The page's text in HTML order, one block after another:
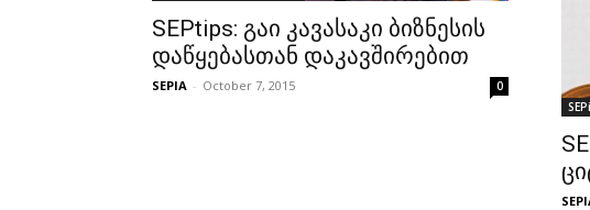
SEPtips: გაი კავასაკი ბიზნესის
დაწყებასთან დაკავშირებით
SEPIA - October 7, 2015
0